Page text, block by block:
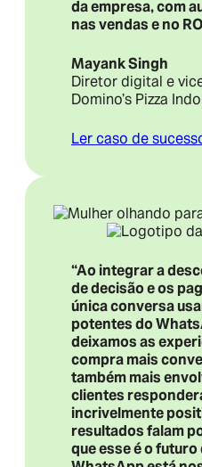
da empresa, com
​​nas vendas e no
Mayank Singh
Diretor digital e
Domino’s Pizza
Ler caso de
“Ao integrar a
de decisão e os
única conversa
potentes do
deixamos as
compra mais
também mais
clientes
incrivelmente
resultados falam
que esse é o futuro